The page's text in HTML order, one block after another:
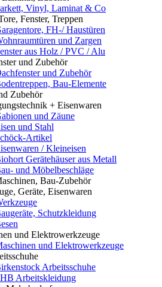
Vinyl, Laminat & Co
Fenster, Treppen
FH-/ Haustüren
und Zargen
aus Holz / PVC / Alu
und Zubehör
und Zubehör
Bau-Elemente
Zubehör
+ Eisenwaren
und Zäune
und Stahl
Artikel
/ Kleineisen
Gerätehäuser aus Metall
und Möbelbeschläge
Bau-Zubehör
Geräte, Eisenwaren
Schutzkleidung
und Elektrowerkzeuge
und Elektrowerkzeuge
Arbeitsschuhe
Arbeitskleidung